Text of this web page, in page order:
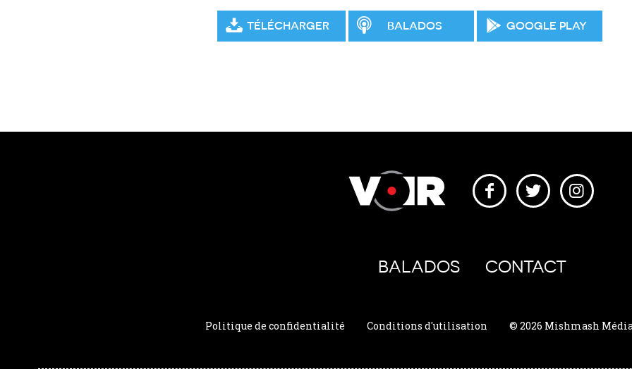
TÉLÉCHARGER BALADOS GOOGLE PLAY
BALADOS CONTACT
Politique de confidentialité Conditions d'utilisation © 2026 Mishmash